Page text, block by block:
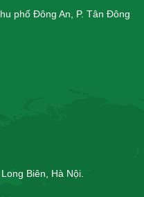
phố Đông An, P. Tân Đông
Biên, Hà Nội.